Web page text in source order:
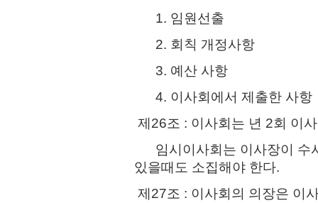
1. 임원선출
2. 회칙 개정사항
3. 예산 사항
4. 이사회에서 제출한 사항
제26조 : 이사회는 년 2회 이
임시이사회는 이사장이 수
있을때도 소집해야 한다.
제27조 : 이사회의 의장은 이